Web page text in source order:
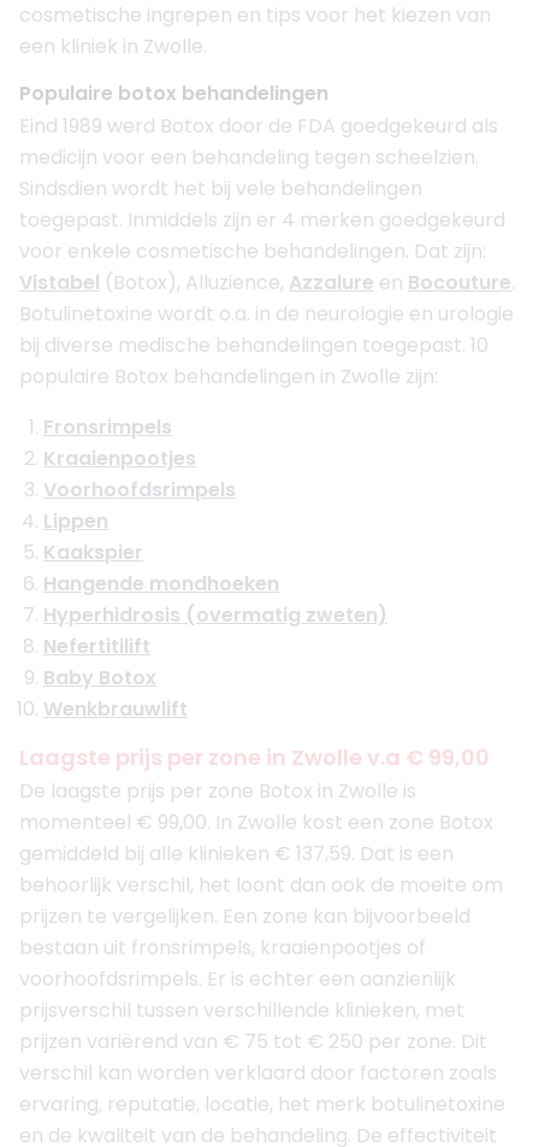
cosmetische ingrepen en tips voor het kiezen van
een kliniek in Zwolle.
Populaire botox behandelingen
Eind 1989 werd Botox door de FDA goedgekeurd als
medicijn voor een behandeling tegen scheelzien.
Sindsdien wordt het bij vele behandelingen
toegepast. Inmiddels zijn er 4 merken goedgekeurd
voor enkele cosmetische behandelingen. Dat zijn:
Vistabel (Botox), Alluzience, Azzalure en Bocouture.
Botulinetoxine wordt o.a. in de neurologie en urologie
bij diverse medische behandelingen toegepast. 10
populaire Botox behandelingen in Zwolle zijn:
Fronsrimpels
Kraaienpootjes
Voorhoofdsrimpels
Lippen
Kaakspier
Hangende mondhoeken
Hyperhidrosis (overmatig zweten)
Nefertitilift
Baby Botox
Wenkbrauwlift
Laagste prijs per zone in Zwolle v.a € 99,00
De laagste prijs per zone Botox in Zwolle is
momenteel € 99,00. In Zwolle kost een zone Botox
gemiddeld bij alle klinieken € 137,59. Dat is een
behoorlijk verschil, het loont dan ook de moeite om
prijzen te vergelijken. Een zone kan bijvoorbeeld
bestaan uit fronsrimpels, kraaienpootjes of
voorhoofdsrimpels. Er is echter een aanzienlijk
prijsverschil tussen verschillende klinieken, met
prijzen variërend van € 75 tot € 250 per zone. Dit
verschil kan worden verklaard door factoren zoals
ervaring, reputatie, locatie, het merk botulinetoxine
en de kwaliteit van de behandeling. De effectiviteit